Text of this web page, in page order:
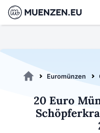
Euromünzen
20 Euro